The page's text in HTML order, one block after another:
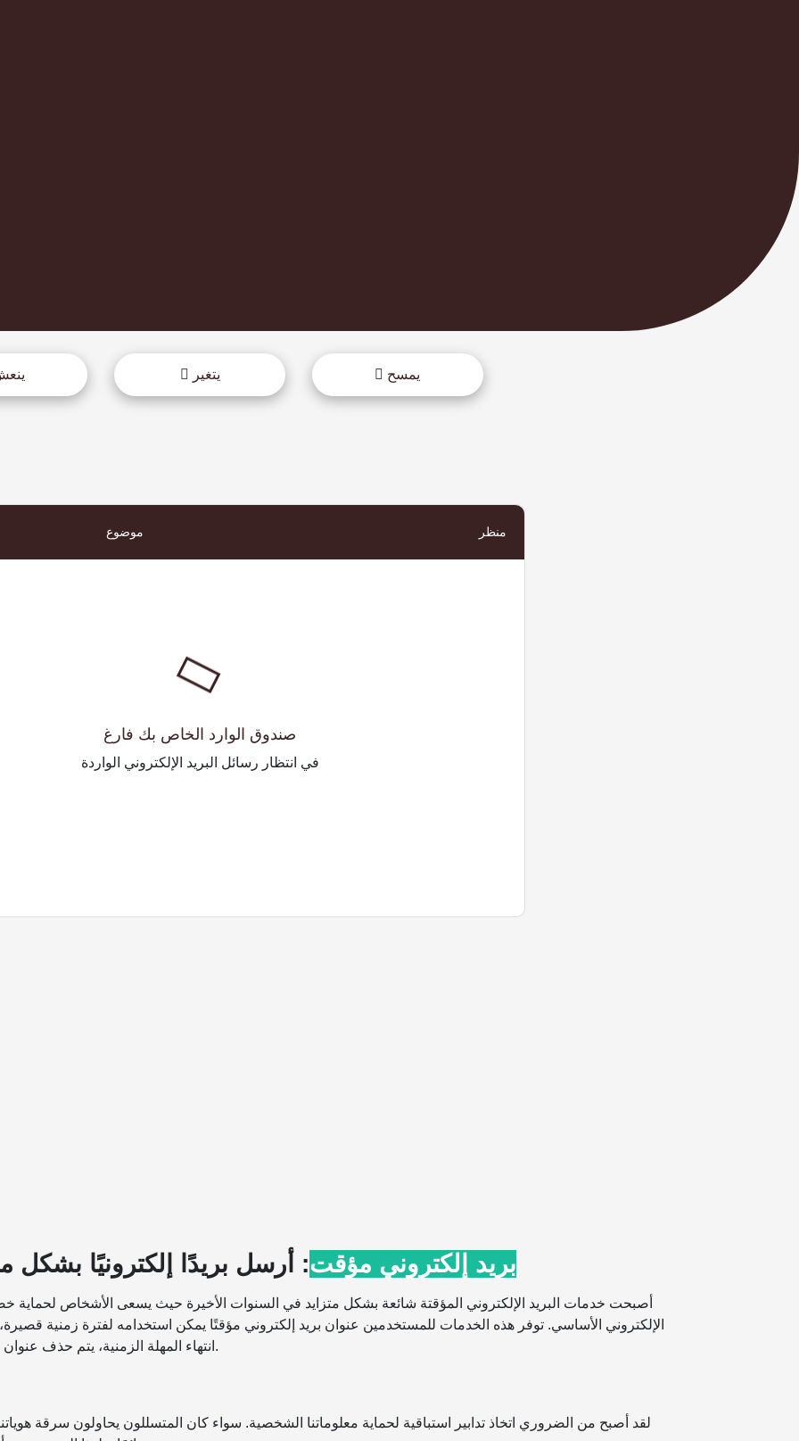
يتغير يمسح
موضوع منظر
صندوق الوارد الخاص بك فارغ
في انتظار رسائل البريد الإلكتروني الواردة
بريد إلكتروني مؤقت: أرسل بريدًا إلكترونيًا
أصبحت خدمات البريد الإلكتروني المؤقتة شائعة بشكل متزايد في السنوات الأخيرة حيث يسعى الأشخاص لحماية
الإلكتروني الأساسي. توفر هذه الخدمات للمستخدمين عنوان بريد إلكتروني مؤقتًا يمكن استخدامه لفترة زمنية
انتهاء المهلة الزمنية، يتم حذف عنوان البريد الإلكتروني تلقائيًا مع أي رسائل تم إرسالها إليه.
لقد أصبح من الضروري اتخاذ تدابير استباقية لحماية معلوماتنا الشخصية. سواء كان المتسللون يحاولون سرقة